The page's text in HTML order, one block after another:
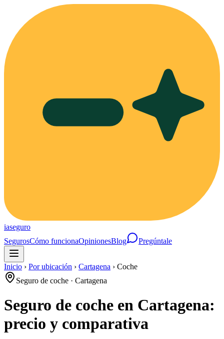
iaseguro
SegurosCómo funcionaOpinionesBlog Pregúntale
Inicio › Por ubicación › Cartagena › Coche
Seguro de coche · Cartagena
Seguro de coche en Cartagena:
precio y comparativa